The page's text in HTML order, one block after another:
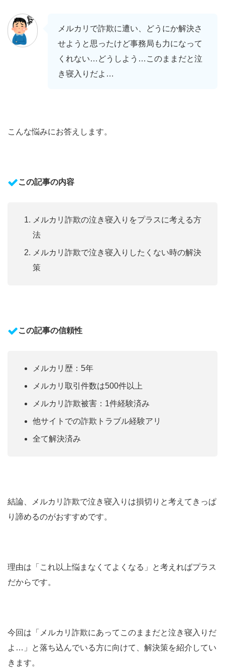
メルカリで詐欺に遭い、どうにか解決さ
せようと思ったけど事務局も力になって
くれない…どうしよう…このままだと泣
き寝入りだよ…
こんな悩みにお答えします。
この記事の内容
メルカリ詐欺の泣き寝入りをプラスに考える方
法
メルカリ詐欺で泣き寝入りしたくない時の解決
策
この記事の信頼性
メルカリ歴：5年
メルカリ取引件数は500件以上
メルカリ詐欺被害：1件経験済み
他サイトでの詐欺トラブル経験アリ
全て解決済み
結論、メルカリ詐欺で泣き寝入りは損切りと考えてきっぱ
り諦めるのがおすすめです。
理由は「これ以上悩まなくてよくなる」と考えればプラス
だからです。
今回は「メルカリ詐欺にあってこのままだと泣き寝入りだ
よ…」と落ち込んでいる方に向けて、解決策を紹介してい
きます。